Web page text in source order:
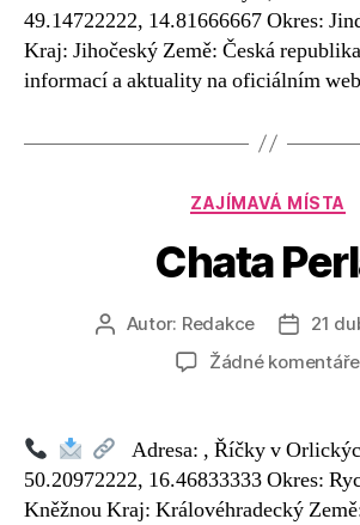
49.14722222, 14.81666667 Okres:
Kraj: Jihočeský Země: Česká republika
informací a aktuality na oficiálním
Rubriky
ZAJÍMAVÁ MÍSTA
Chata
Autor
příspěvku
Autor: Redakce
Datum
příspěvku
21
Žádné komentářeu
Adresa: , Říčky v
50.20972222, 16.46833333 Okres:
Kněžnou Kraj: Královéhradecký